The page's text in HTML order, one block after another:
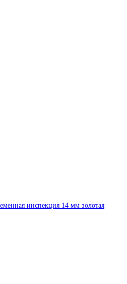
инспекция 14 мм золотая